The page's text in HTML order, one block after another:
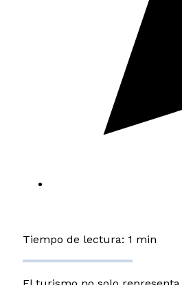
Tiempo de lectura: 1 min